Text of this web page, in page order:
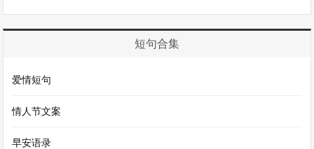
来，那是多么天真可爱的想法啊。
短句合集
爱情短句
情人节文案
早安语录